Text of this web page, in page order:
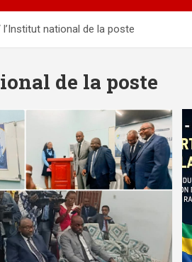
l’Institut national de la poste
de la poste